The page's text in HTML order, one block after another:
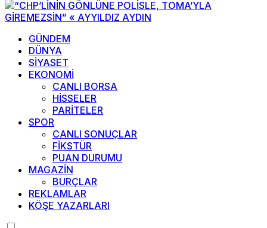
GÜNDEM
DÜNYA
SİYASET
EKONOMİ
CANLI BORSA
HİSSELER
PARİTELER
SPOR
CANLI SONUÇLAR
FİKSTÜR
PUAN DURUMU
MAGAZİN
BURÇLAR
REKLAMLAR
KÖŞE YAZARLARI